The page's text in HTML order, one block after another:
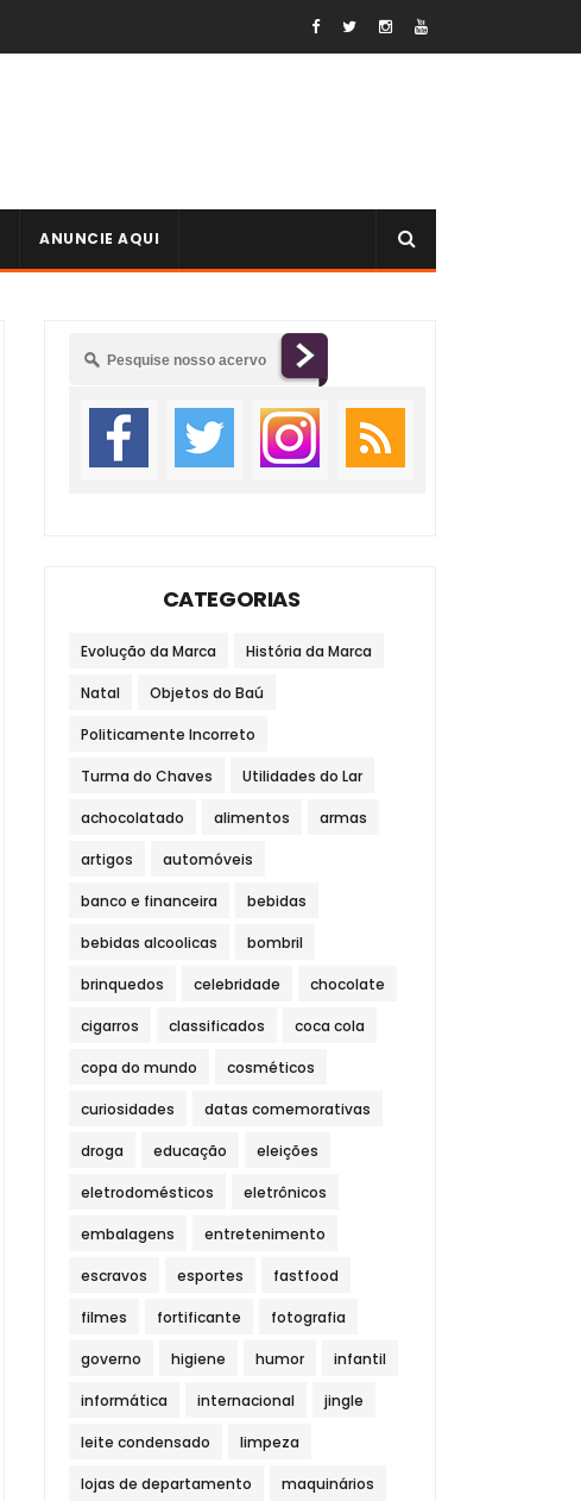
ANUNCIE AQUI
CATEGORIAS
Evolução da Marca História da Marca
Natal Objetos do Baú
Politicamente Incorreto
Turma do Chaves Utilidades do Lar
achocolatado alimentos armas
artigos automóveis
banco e financeira bebidas
bebidas alcoolicas bombril
brinquedos celebridade chocolate
cigarros classificados coca cola
copa do mundo cosméticos
curiosidades datas comemorativas
droga educação eleições
eletrodomésticos eletrônicos
embalagens entretenimento
escravos esportes fastfood
filmes fortificante fotografia
governo higiene humor infantil
informática internacional jingle
leite condensado limpeza
lojas de departamento maquinários